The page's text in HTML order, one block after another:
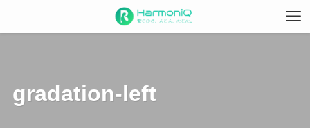
gradation-left